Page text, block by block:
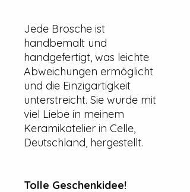
Jede Brosche ist
handbemalt und
handgefertigt, was leichte
Abweichungen ermöglicht
und die Einzigartigkeit
unterstreicht. Sie wurde mit
viel Liebe in meinem
Keramikatelier in Celle,
Deutschland, hergestellt.
Tolle Geschenkidee!